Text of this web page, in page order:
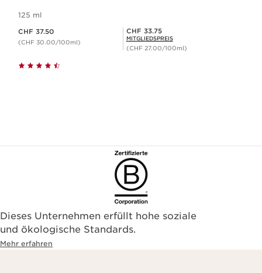
125 ml
CHF 37.50
(CHF 30.00/100ml)
Mitgliederpreis CHF 33.75
CHF 33.75
MITGLIEDSPREIS
(CHF 27.00/100ml)
Dieses Unternehmen erfüllt hohe soziale
und ökologische Standards.
Mehr erfahren